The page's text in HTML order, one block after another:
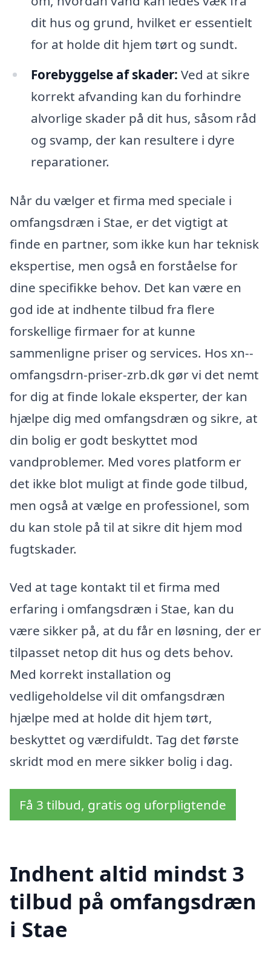
dit hus og grund, hvilket er essentielt
for at holde dit hjem tørt og sundt.
Forebyggelse af skader: Ved at sikre
korrekt afvanding kan du forhindre
alvorlige skader på dit hus, såsom råd
og svamp, der kan resultere i dyre
reparationer.
Når du vælger et firma med speciale i
omfangsdræn i Stae, er det vigtigt at
finde en partner, som ikke kun har teknisk
ekspertise, men også en forståelse for
dine specifikke behov. Det kan være en
god ide at indhente tilbud fra flere
forskellige firmaer for at kunne
sammenligne priser og services. Hos xn--
omfangsdrn-priser-zrb.dk gør vi det nemt
for dig at finde lokale eksperter, der kan
hjælpe dig med omfangsdræn og sikre, at
din bolig er godt beskyttet mod
vandproblemer. Med vores platform er
det ikke blot muligt at finde gode tilbud,
men også at vælge en professionel, som
du kan stole på til at sikre dit hjem mod
fugtskader.
Ved at tage kontakt til et firma med
erfaring i omfangsdræn i Stae, kan du
være sikker på, at du får en løsning, der er
tilpasset netop dit hus og dets behov.
Med korrekt installation og
vedligeholdelse vil dit omfangsdræn
hjælpe med at holde dit hjem tørt,
beskyttet og værdifuldt. Tag det første
skridt mod en mere sikker bolig i dag.
Få 3 tilbud, gratis og uforpligtende
Indhent altid mindst 3
tilbud på omfangsdræn
i Stae